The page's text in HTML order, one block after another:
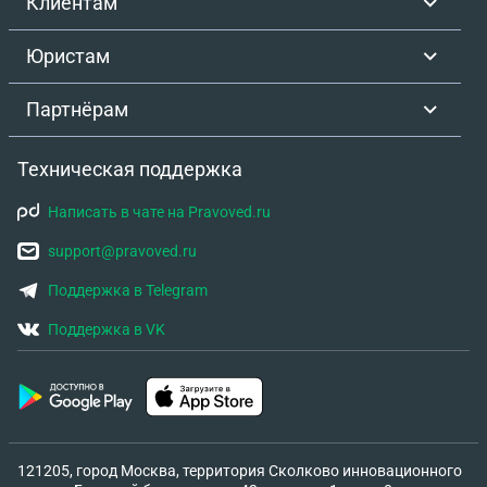
Юристам
Партнёрам
Техническая поддержка
Написать в чате на Pravoved.ru
support@pravoved.ru
Поддержка в Telegram
Поддержка в VK
121205, город Москва, территория Сколково инновационного